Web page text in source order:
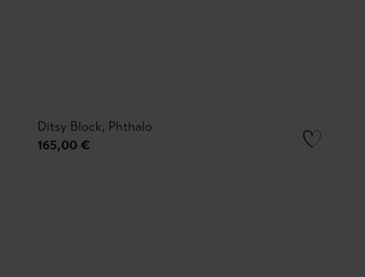
Ditsy Block, Phthalo
165,00 €